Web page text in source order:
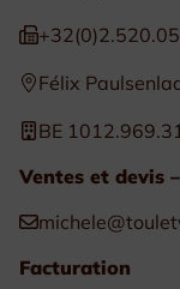
Félix
BE
Ventes et devis
Facturation